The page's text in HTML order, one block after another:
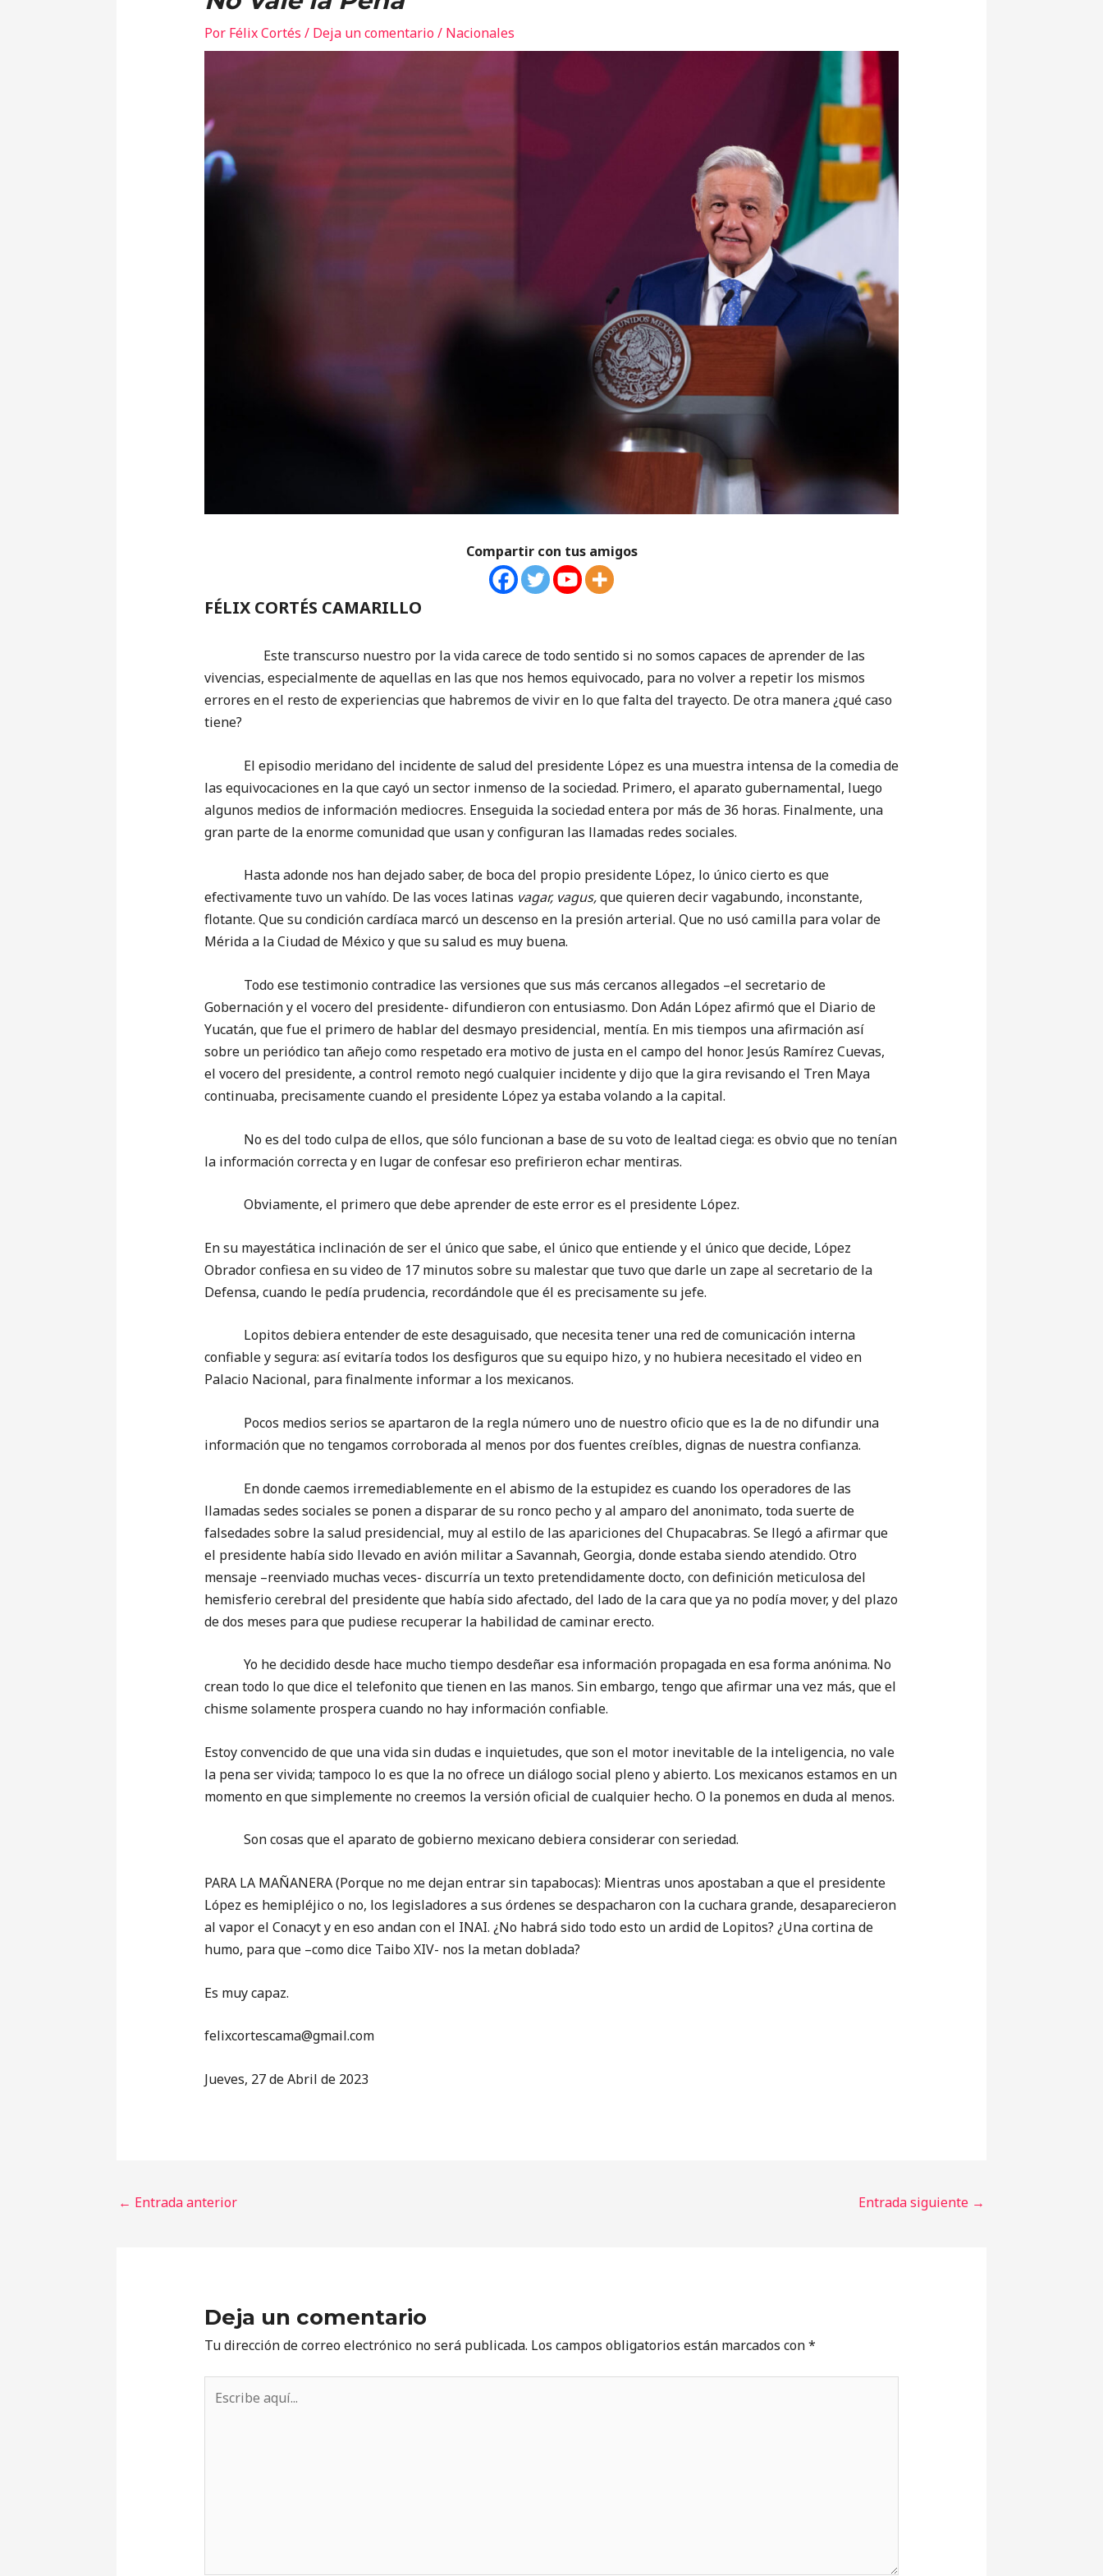
Por Félix Cortés / Deja un comentario/ Nacionales
Compartir con tus amigos
FÉLIX CORTÉS CAMARILLO
Este transcurso nuestro por la vida carece de todo sentido si no somos capaces de aprender de las
vivencias, especialmente de aquellas en las que nos hemos equivocado, para no volver a repetir los mismos
errores en el resto de experiencias que habremos de vivir en lo que falta del trayecto. De otra manera ¿qué caso
tiene?
El episodio meridano del incidente de salud del presidente López es una muestra intensa de la comedia de
las equivocaciones en la que cayó un sector inmenso de la sociedad. Primero, el aparato gubernamental, luego
algunos medios de información mediocres. Enseguida la sociedad entera por más de 36 horas. Finalmente, una
gran parte de la enorme comunidad que usan y configuran las llamadas redes sociales.
Hasta adonde nos han dejado saber, de boca del propio presidente López, lo único cierto es que
efectivamente tuvo un vahído. De las voces latinas vagar, vagus,que quieren decir vagabundo, inconstante,
flotante. Que su condición cardíaca marcó un descenso en la presión arterial. Que no usó camilla para volar de
Mérida a la Ciudad de México y que su salud es muy buena.
Todo ese testimonio contradice las versiones que sus más cercanos allegados –el secretario de
Gobernación y el vocero del presidente- difundieron con entusiasmo. Don Adán López afirmó que el Diario de
Yucatán, que fue el primero de hablar del desmayo presidencial, mentía. En mis tiempos una afirmación así
sobre un periódico tan añejo como respetado era motivo de justa en el campo del honor. Jesús Ramírez Cuevas,
el vocero del presidente, a control remoto negó cualquier incidente y dijo que la gira revisando el Tren Maya
continuaba, precisamente cuando el presidente López ya estaba volando a la capital.
No es del todo culpa de ellos, que sólo funcionan a base de su voto de lealtad ciega: es obvio que no tenían
la información correcta y en lugar de confesar eso prefirieron echar mentiras.
Obviamente, el primero que debe aprender de este error es el presidente López.
En su mayestática inclinación de ser el único que sabe, el único que entiende y el único que decide, López
Obrador confiesa en su video de 17 minutos sobre su malestar que tuvo que darle un zape al secretario de la
Defensa, cuando le pedía prudencia, recordándole que él es precisamente su jefe.
Lopitos debiera entender de este desaguisado, que necesita tener una red de comunicación interna
confiable y segura: así evitaría todos los desfiguros que su equipo hizo, y no hubiera necesitado el video en
Palacio Nacional, para finalmente informar a los mexicanos.
Pocos medios serios se apartaron de la regla número uno de nuestro oficio que es la de no difundir una
información que no tengamos corroborada al menos por dos fuentes creíbles, dignas de nuestra confianza.
En donde caemos irremediablemente en el abismo de la estupidez es cuando los operadores de las
llamadas sedes sociales se ponen a disparar de su ronco pecho y al amparo del anonimato, toda suerte de
falsedades sobre la salud presidencial, muy al estilo de las apariciones del Chupacabras. Se llegó a afirmar que
el presidente había sido llevado en avión militar a Savannah, Georgia, donde estaba siendo atendido. Otro
mensaje –reenviado muchas veces- discurría un texto pretendidamente docto, con definición meticulosa del
hemisferio cerebral del presidente que había sido afectado, del lado de la cara que ya no podía mover, y del plazo
de dos meses para que pudiese recuperar la habilidad de caminar erecto.
Yo he decidido desde hace mucho tiempo desdeñar esa información propagada en esa forma anónima. No
crean todo lo que dice el telefonito que tienen en las manos. Sin embargo, tengo que afirmar una vez más, que el
chisme solamente prospera cuando no hay información confiable.
Estoy convencido de que una vida sin dudas e inquietudes, que son el motor inevitable de la inteligencia, no vale
la pena ser vivida; tampoco lo es que la no ofrece un diálogo social pleno y abierto. Los mexicanos estamos en un
momento en que simplemente no creemos la versión oficial de cualquier hecho. O la ponemos en duda al menos.
Son cosas que el aparato de gobierno mexicano debiera considerar con seriedad.
PARA LA MAÑANERA (Porque no me dejan entrar sin tapabocas): Mientras unos apostaban a que el presidente
López es hemipléjico o no, los legisladores a sus órdenes se despacharon con la cuchara grande, desaparecieron
al vapor el Conacyt y en eso andan con el INAI. ¿No habrá sido todo esto un ardid de Lopitos? ¿Una cortina de
humo, para que –como dice Taibo XIV- nos la metan doblada?
Es muy capaz.
‎felixcortescama@gmail.com
Jueves, 27 de Abril de 2023
← Entrada anterior Entrada siguiente →
Deja un comentario
Tu dirección de correo electrónico no será publicada. Los campos obligatorios están marcados con*
aquí...